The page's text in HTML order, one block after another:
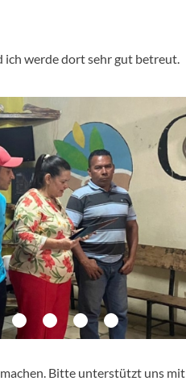
werde dort sehr gut betreut.
Bitte unterstützt uns